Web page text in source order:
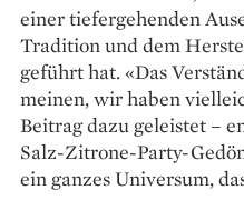
einer tiefergehenden
Tradition und dem
geführt hat. «Das
meinen, wir haben
Beitrag dazu geleistet –
Salz-Zitrone-Party-
ein ganzes Universum,